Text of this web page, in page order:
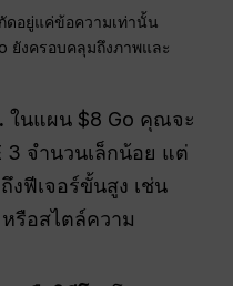
อยู่แค่ข้อความเท่านั้น
ยังครอบคลุมถึงภาพและ
ในแผน $8 Go คุณจะ
3 จำนวนเล็กน้อย แต่
งฟีเจอร์ขั้นสูง เช่น
รือสไตล์ความ